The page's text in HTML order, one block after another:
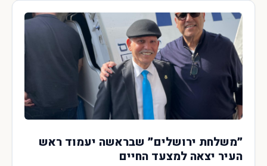
״משלחת ירושלים״ שבראשה יעמוד ראש
העיר יצאה למצעד החיים